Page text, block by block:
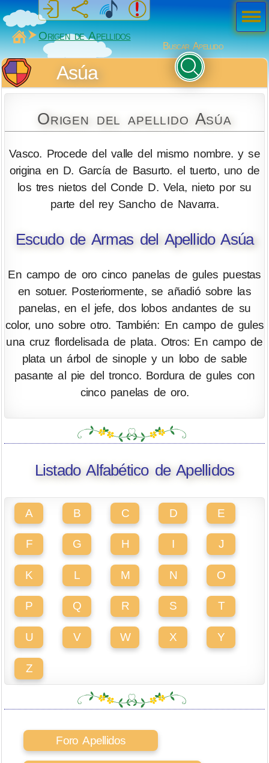
MiSabueso
Origen de Apellidos
Buscar Apellido
Asúa
Origen del apellido Asúa
Vasco. Procede del valle del mismo nombre. y se
origina en D. García de Basurto. el tuerto, uno de
los tres nietos del Conde D. Vela, nieto por su
parte del rey Sancho de Navarra.
Escudo de Armas del Apellido Asúa
En campo de oro cinco panelas de gules puestas
en sotuer. Posteriormente, se añadió sobre las
panelas, en el jefe, dos lobos andantes de su
color, uno sobre otro. También: En campo de gules
una cruz flordelisada de plata. Otros: En campo de
plata un árbol de sinople y un lobo de sable
pasante al pie del tronco. Bordura de gules con
cinco panelas de oro.
Listado Alfabético de Apellidos
A B C D E
F G H I J
K L M N O
P Q R S T
U V W X Y
Z
Foro Apellidos
Men
ú